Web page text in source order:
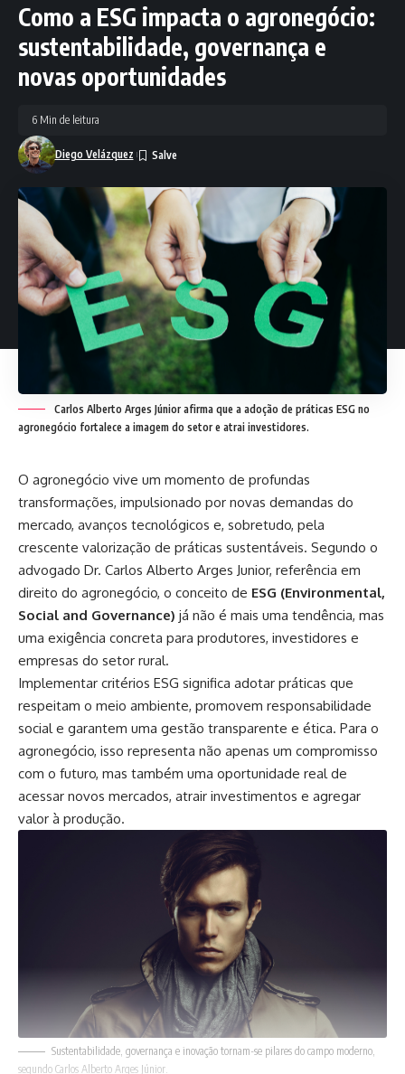
Como a ESG impacta o agronegócio:
sustentabilidade, governança e
novas oportunidades
Diego Velázquez
6 Min de leitura
Carlos Alberto Arges Júnior afirma que a adoção de práticas ESG no
agronegócio fortalece a imagem do setor e atrai investidores.
O agronegócio vive um momento de profundas
transformações, impulsionado por novas demandas do
mercado, avanços tecnológicos e, sobretudo, pela
crescente valorização de práticas sustentáveis. Segundo o
advogado Dr. Carlos Alberto Arges Junior, referência em
direito do agronegócio, o conceito de ESG (Environmental,
Social and Governance) já não é mais uma tendência, mas
uma exigência concreta para produtores, investidores e
empresas do setor rural.
Implementar critérios ESG significa adotar práticas que
respeitam o meio ambiente, promovem responsabilidade
social e garantem uma gestão transparente e ética. Para o
agronegócio, isso representa não apenas um compromisso
com o futuro, mas também uma oportunidade real de
acessar novos mercados, atrair investimentos e agregar
valor à produção.
Sustentabilidade, governança e inovação tornam-se pilares do campo moderno,
segundo Carlos Alberto Arges Júnior.